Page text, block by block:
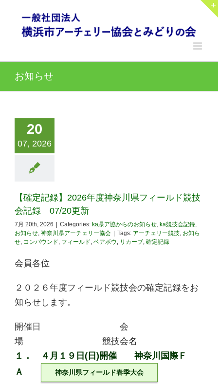
content
お知らせ
20
07, 2026
【確定記録】2026年度神奈川県フィールド競技
会記録 07/20更新
7月 20th, 2026 Categories: ka県ア協からのお知らせ, ka競技会記録,
お知らせ, 神奈川県アーチェリー協会 Tags: アーチェリー競技, お知ら
せ, コンパウンド, フィールド, ベアボウ, リカーブ, 確定記録
会員各位
２０２６年度フィールド競技会の確定記録をお
知らせします。
開催日 会
場 競技会名
１． ４月１９日(日)開催 神奈川国際Ｆ
Ａ
神奈川県フィールド春季大会